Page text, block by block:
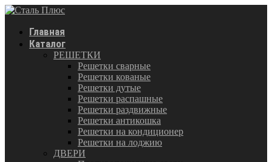
Главная
Каталог
РЕШЕТКИ
Решетки сварные
Решетки кованые
Решетки дутые
Решетки распашные
Решетки раздвижные
Решетки антикошка
Решетки на кондиционер
Решетки на лоджию
ДВЕРИ